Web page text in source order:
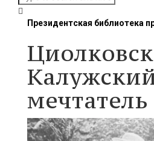
Президентская библиотека
мечтатель